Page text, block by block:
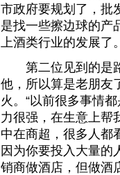
市政府要规划了，批
是找一些擦边球的产
上酒类行业的发展了
第二位见到的是路
他，所以算是老朋友
火。“以前很多事情
力很强，在生意上帮
中在商超，很多人都
因为你要投入大量的
销商做酒店，但做酒